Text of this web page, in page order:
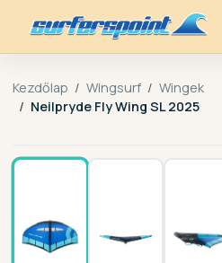
Kezdőlap Wingsurf
Wingek
Neilpryde Fly Wing SL 2025